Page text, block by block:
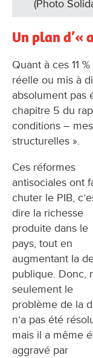
(Photo
Un plan d’«
Quant à ces 11
réelle ou mis à
absolument pas
chapitre 5 du
conditions –
structurelles ».
Ces réformes
antisociales ont
chuter le PIB,
dire la richesse
produite dans le
pays, tout en
augmentant la
publique. Donc,
seulement le
problème de la
n’a pas été
mais il a même
aggravé par